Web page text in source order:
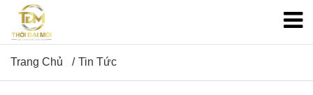
Trang Chủ Tin Tức